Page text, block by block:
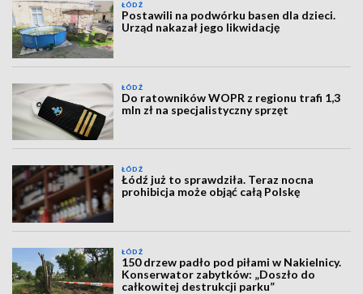
ŁÓDŹ
Postawili na podwórku basen dla dzieci.
Urząd nakazał jego likwidację
ŁÓDŹ
Do ratowników WOPR z regionu trafi 1,3
mln zł na specjalistyczny sprzęt
ŁÓDŹ
Łódź już to sprawdziła. Teraz nocna
prohibicja może objąć całą Polskę
ŁÓDŹ
150 drzew padło pod piłami w Nakielnicy.
Konserwator zabytków: „Doszło do
całkowitej destrukcji parku”